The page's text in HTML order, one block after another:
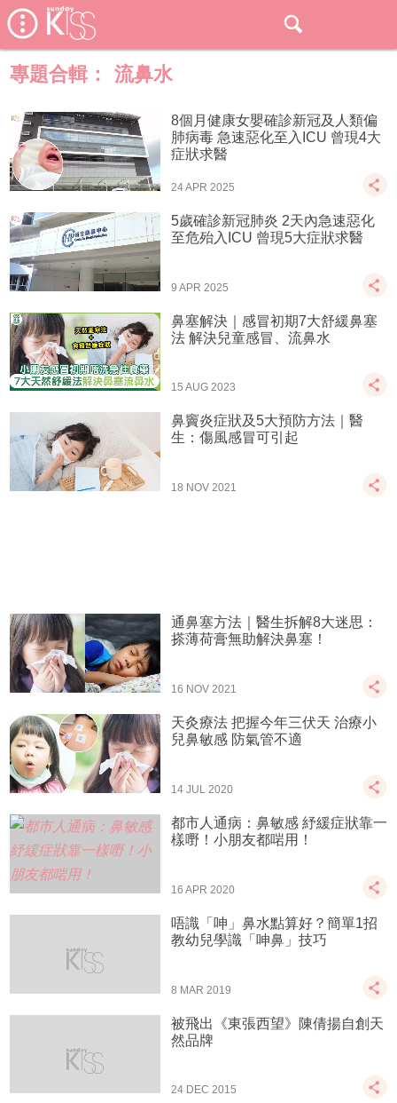
專題合輯： 流鼻水
8個月健康女嬰確診新冠及人類偏
肺病毒 急速惡化至入ICU 曾現4大
症狀求醫
24 APR 2025
5歲確診新冠肺炎 2天內急速惡化
至危殆入ICU 曾現5大症狀求醫
9 APR 2025
鼻塞解決｜感冒初期7大舒緩鼻塞
法 解決兒童感冒、流鼻水
15 AUG 2023
鼻竇炎症狀及5大預防方法｜醫
生：傷風感冒可引起
18 NOV 2021
通鼻塞方法｜醫生拆解8大迷思：
搽薄荷膏無助解決鼻塞！
16 NOV 2021
天灸療法 把握今年三伏天 治療小
兒鼻敏感 防氣管不適
14 JUL 2020
都市人通病：鼻敏感 紓緩症狀靠一
樣嘢！小朋友都啱用！
16 APR 2020
唔識「呻」鼻水點算好？簡單1招
教幼兒學識「呻鼻」技巧
8 MAR 2019
被飛出《東張西望》陳倩揚自創天
然品牌
24 DEC 2015